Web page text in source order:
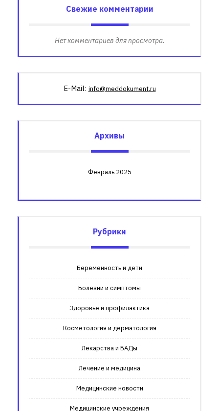
Свежие комментарии
Нет комментариев для просмотра.
E-Mail: info@meddokument.ru
Архивы
Февраль 2025
Рубрики
Беременность и дети
Болезни и симптомы
Здоровье и профилактика
Косметология и дерматология
Лекарства и БАДы
Лечение и медицина
Медицинские новости
Медицинские учреждения